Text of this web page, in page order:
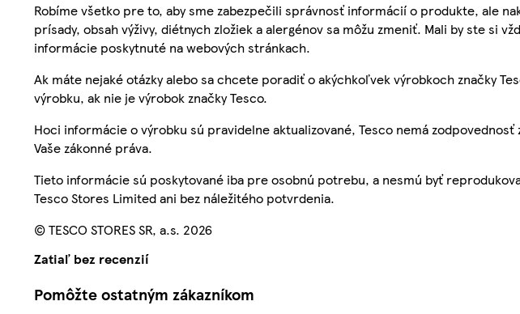
Robíme všetko pre to, aby sme zabezpečili správnosť informácií o produkte, ale
prísady, obsah výživy, diétnych zložiek a alergénov sa môžu zmeniť. Mali by ste si
informácie poskytnuté na webových stránkach.
Ak máte nejaké otázky alebo sa chcete poradiť o akýchkoľvek výrobkoch značky
výrobku, ak nie je výrobok značky Tesco.
Hoci informácie o výrobku sú pravidelne aktualizované, Tesco nemá
Vaše zákonné práva.
Tieto informácie sú poskytované iba pre osobnú potrebu, a nesmú byť
Tesco Stores Limited ani bez náležitého potvrdenia.
© TESCO STORES SR, a.s. 2026
Zatiaľ bez recenzií
Pomôžte ostatným zákazníkom